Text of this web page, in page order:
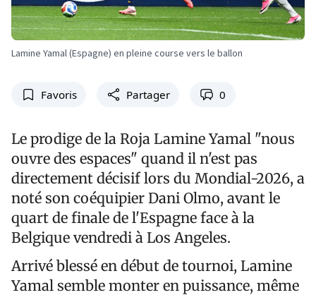
Lamine Yamal (Espagne) en pleine course vers le ballon
Favoris Partager 0
Le prodige de la Roja Lamine Yamal "nous
ouvre des espaces" quand il n'est pas
directement décisif lors du Mondial-2026, a
noté son coéquipier Dani Olmo, avant le
quart de finale de l'Espagne face à la
Belgique vendredi à Los Angeles.
Arrivé blessé en début de tournoi, Lamine
Yamal semble monter en puissance, même